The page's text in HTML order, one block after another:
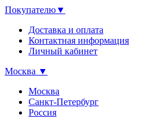
Покупателю▼
Доставка и оплата
Контактная информация
Личный кабинет
Москва ▼
Москва
Санкт-Петербург
Россия